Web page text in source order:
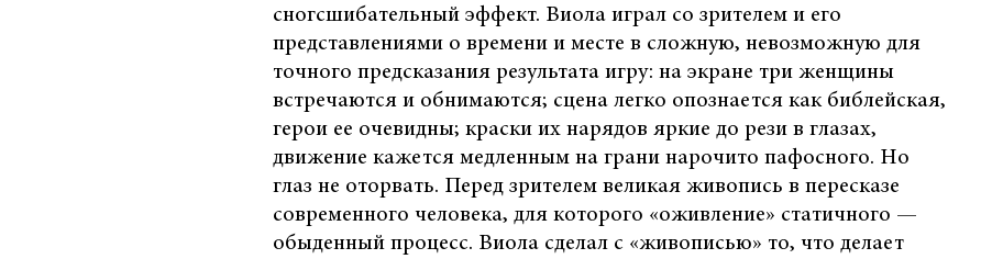
сногсшибательный эффект. Виола играл со зрителем и его
представлениями о времени и месте в сложную, невозможную для
точного предсказания результата игру: на экране три женщины
встречаются и обнимаются; сцена легко опознается как библейская,
герои ее очевидны; краски их нарядов яркие до рези в глазах,
движение кажется медленным на грани нарочито пафосного. Но
глаз не оторвать. Перед зрителем великая живопись в пересказе
современного человека, для которого «оживление» статичного —
обыденный процесс. Виола сделал с «живописью» то, что делает